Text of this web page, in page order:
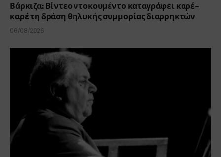
Βάρκιζα: Βίντεο ντοκουμέντο καταγράφει καρέ-
καρέ τη δράση θηλυκής συμμορίας διαρρηκτών
06/08/2026